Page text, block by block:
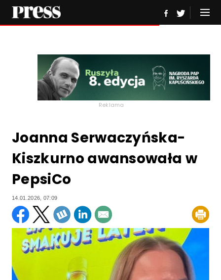
Reklama
Joanna Serwaczyńska-
Kiszkurno awansowała w
PepsiCo
14.01.2026, 07:09